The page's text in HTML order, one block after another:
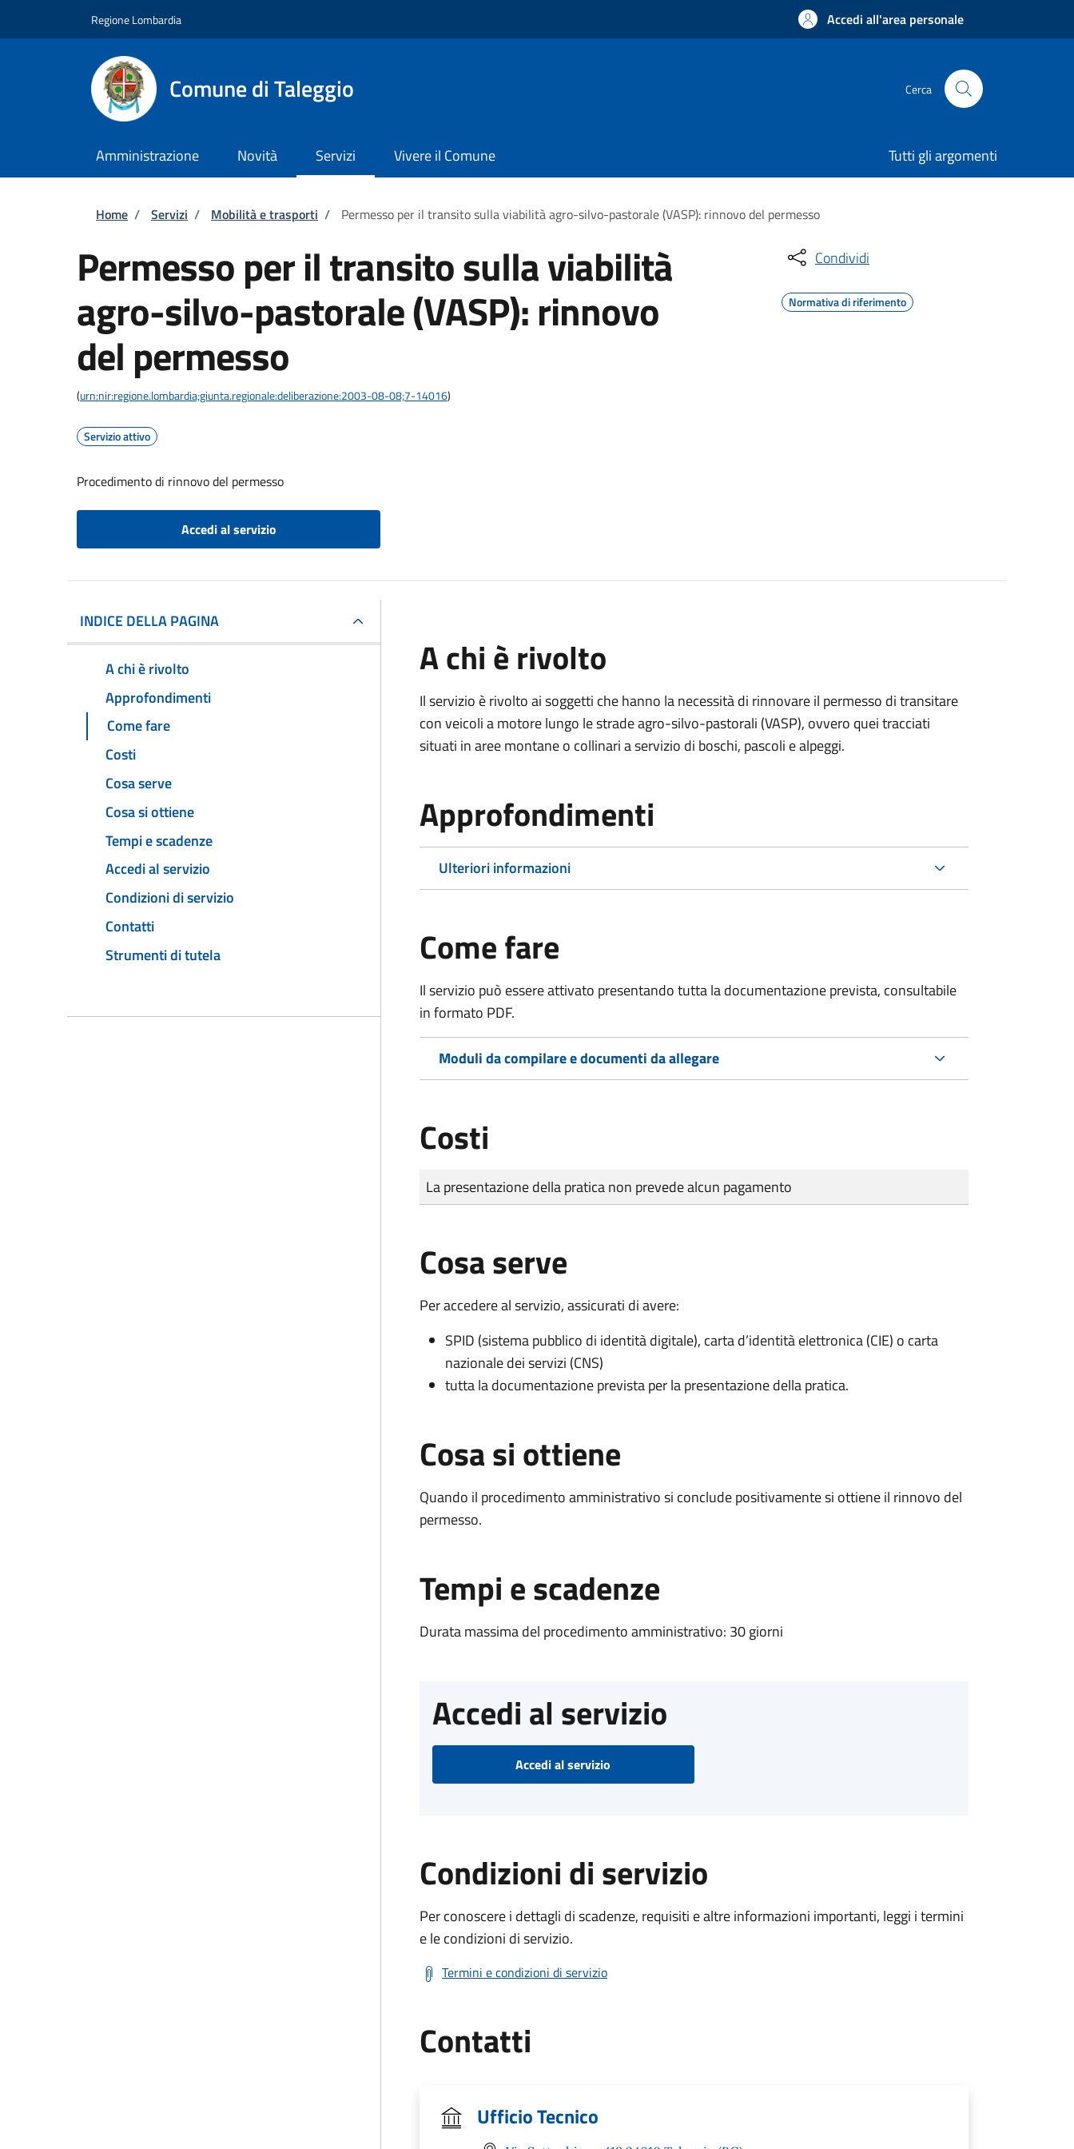
Regione Lombardia Accedi all'area personale
Comune di Taleggio Cerca
Amministrazione Novità Servizi Vivere il Comune Tutti gli argomenti
Briciole di pane
Home / Servizi / Mobilità e trasporti / Permesso per il transito sulla viabilità agro-silvo-pastorale (VASP): rinnovo del permesso
Permesso per il transito sulla viabilità
agro-silvo-pastorale (VASP): rinnovo
del permesso
(urn:nir:regione.lombardia;giunta.regionale:deliberazione:2003-08-08;7-14016)
Servizio attivo
Procedimento di rinnovo del permesso
Accedi al servizio
Condividi
Normativa di riferimento
INDICE DELLA PAGINA
A chi è rivolto
Approfondimenti
Come fare
Costi
Cosa serve
Cosa si ottiene
Tempi e scadenze
Accedi al servizio
Condizioni di servizio
Contatti
Strumenti di tutela
A chi è rivolto
Il servizio è rivolto ai soggetti che hanno la necessità di rinnovare il permesso di transitare
con veicoli a motore lungo le strade agro-silvo-pastorali (VASP), ovvero quei tracciati
situati in aree montane o collinari a servizio di boschi, pascoli e alpeggi.
Approfondimenti
Ulteriori informazioni
Come fare
Il servizio può essere attivato presentando tutta la documentazione prevista, consultabile
in formato PDF.
Moduli da compilare e documenti da allegare
Costi
Tipo di pagamento
Importo
La presentazione della pratica non prevede alcun pagamento
Cosa serve
Per accedere al servizio, assicurati di avere:
SPID (sistema pubblico di identità digitale), carta d’identità elettronica (CIE) o carta
nazionale dei servizi (CNS)
tutta la documentazione prevista per la presentazione della pratica.
Cosa si ottiene
Quando il procedimento amministrativo si conclude positivamente si ottiene il rinnovo del
permesso.
Tempi e scadenze
Durata massima del procedimento amministrativo: 30 giorni
Accedi al servizio
Accedi al servizio
Condizioni di servizio
Per conoscere i dettagli di scadenze, requisiti e altre informazioni importanti, leggi i termini
e le condizioni di servizio.
Termini e condizioni di servizio
Contatti
Ufficio Tecnico